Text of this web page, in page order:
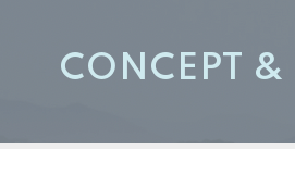
CONCEPT &